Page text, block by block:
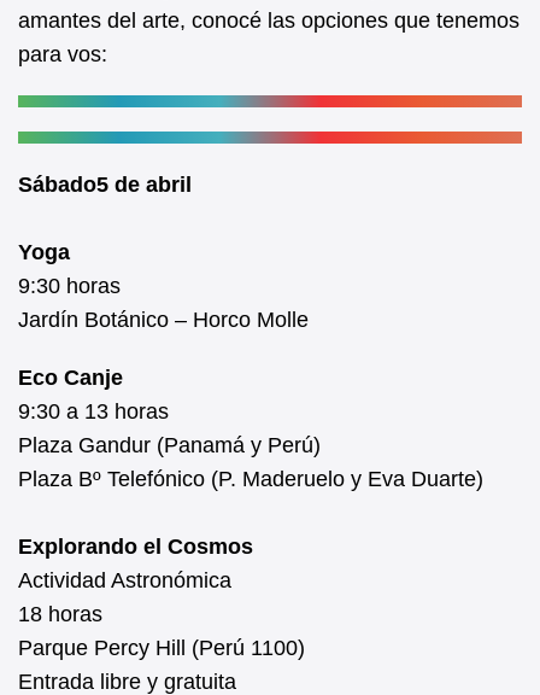
amantes del arte, conocé las opciones que tenemos
para vos:
Sábado5 de abril
Yoga
9:30 horas
Jardín Botánico – Horco Molle
Eco Canje
9:30 a 13 horas
Plaza Gandur (Panamá y Perú)
Plaza Bº Telefónico (P. Maderuelo y Eva Duarte)
Explorando el Cosmos
Actividad Astronómica
18 horas
Parque Percy Hill (Perú 1100)
Entrada libre y gratuita